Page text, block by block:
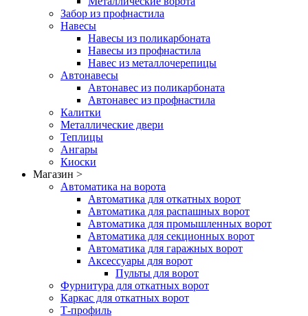
Забор из профнастила
Навесы
Навесы из поликарбоната
Навесы из профнастила
Навес из металлочерепицы
Автонавесы
Автонавес из поликарбоната
Автонавес из профнастила
Калитки
Металлические двери
Теплицы
Ангары
Киоски
Магазин >
Автоматика на ворота
Автоматика для откатных ворот
Автоматика для распашных ворот
Автоматика для промышленных ворот
Автоматика для секционных ворот
Автоматика для гаражных ворот
Аксессуары для ворот
Пульты для ворот
Фурнитура для откатных ворот
Каркас для откатных ворот
Т-профиль